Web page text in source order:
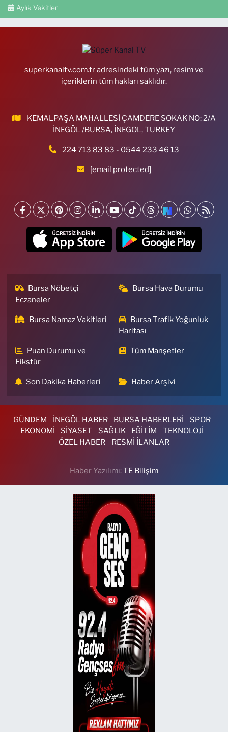
Aylık Vakitler
superkanaltv.com.tr adresindeki tüm yazı, resim ve
içeriklerin tüm hakları saklıdır.
KEMALPAŞA MAHALLESİ ÇAMDERE SOKAK NO: 2/A
İNEGÖL /BURSA, İNEGOL, TURKEY
224 713 83 83 - 0544 233 46 13
[email protected]
Bursa Nöbetçi
Eczaneler
Bursa Hava Durumu
Bursa Namaz Vakitleri
Bursa Trafik Yoğunluk
Haritası
Puan Durumu ve
Fikstür
Tüm Manşetler
Son Dakika Haberleri Haber Arşivi
GÜNDEM İNEGÖL HABER BURSA HABERLERİ
SPOR
EKONOMİ
SİYASET SAĞLIK EĞİTİM
TEKNOLOJİ
ÖZEL HABER
RESMİ İLANLAR
Haber Yazılımı:TE Bilişim